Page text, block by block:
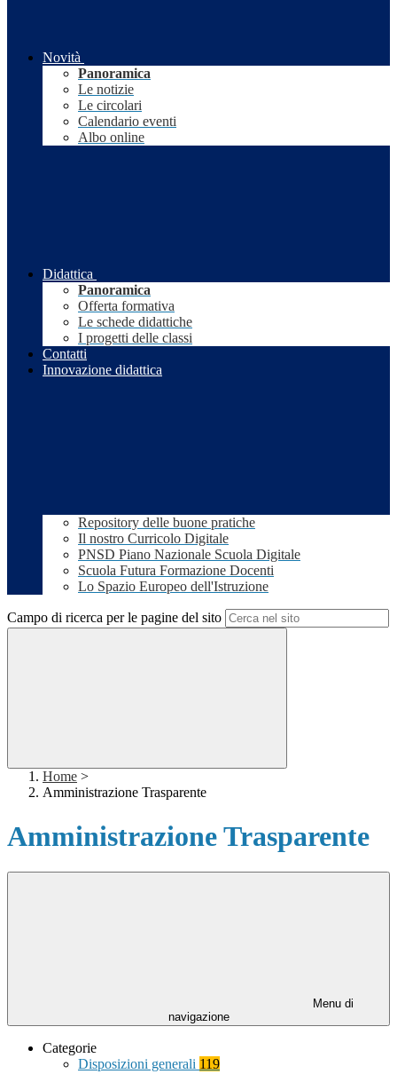
Novità
Panoramica
Le notizie
Le circolari
Calendario eventi
Albo online
Didattica
Panoramica
Offerta formativa
Le schede didattiche
I progetti delle classi
Contatti
Innovazione didattica
Repository delle buone pratiche
Il nostro Curricolo Digitale
PNSD Piano Nazionale Scuola Digitale
Scuola Futura Formazione Docenti
Lo Spazio Europeo dell'Istruzione
Campo di ricerca per le pagine del sito
Home >
Amministrazione Trasparente
Amministrazione Trasparente
Menu di
navigazione
Categorie
Disposizioni generali 119